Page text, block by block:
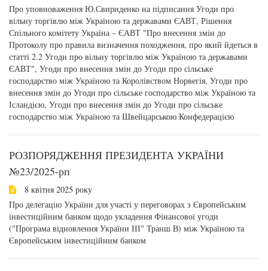
Про уповноваження Ю.Свириденко на підписання Угоди про
вільну торгівлю між Україною та державами ЄАВТ, Рішення
Спільного комітету Україна – ЄАВТ "Про внесення змін до
Протоколу про правила визначення походження, про який йдеться в
статті 2.2 Угоди про вільну торгівлю між Україною та державами
ЄАВТ", Угоди про внесення змін до Угоди про сільське
господарство між Україною та Королівством Норвегія, Угоди про
внесення змін до Угоди про сільське господарство між Україною та
Ісландією, Угоди про внесення змін до Угоди про сільське
господарство між Україною та Швейцарською Конфедерацією
РОЗПОРЯДЖЕННЯ ПРЕЗИДЕНТА УКРАЇНИ
№23/2025-рп
8 квітня 2025 року
Про делегацію України для участі у переговорах з Європейським
інвестиційним банком щодо укладення Фінансової угоди
("Програма відновлення України ІІІ" Транш В) між Україною та
Європейським інвестиційним банком